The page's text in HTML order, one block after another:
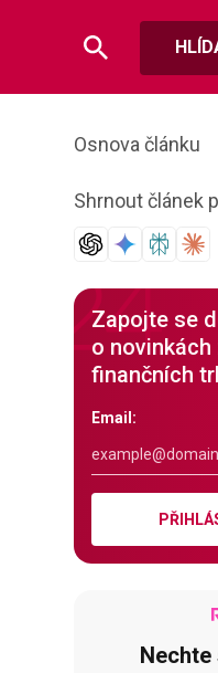
Osnova článku
Shrnout článek
Zapojte se
o novinkách
finančních
Email: